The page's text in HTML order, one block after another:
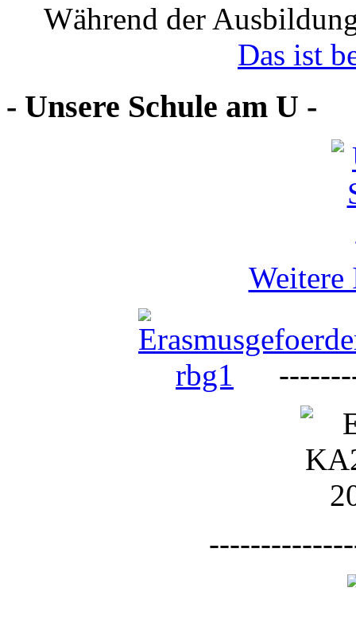
Während der
Das ist
- Unsere Schule am U -
Weitere